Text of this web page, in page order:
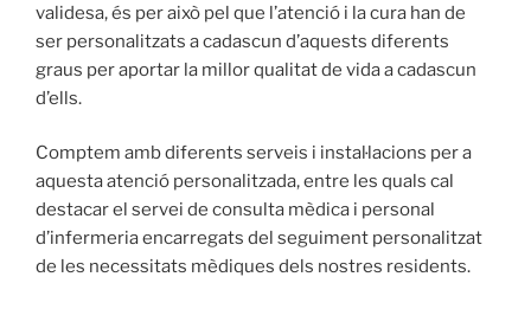
validesa, és per això pel que l’atenció i la cura han de
ser personalitzats a cadascun d’aquests diferents
graus per aportar la millor qualitat de vida a cadascun
d’ells.
Comptem amb diferents serveis i instal·lacions per a
aquesta atenció personalitzada, entre les quals cal
destacar el servei de consulta mèdica i personal
d’infermeria encarregats del seguiment personalitzat
de les necessitats mèdiques dels nostres residents.